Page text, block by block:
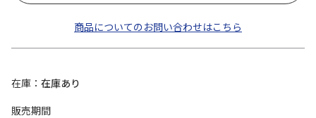
商品についてのお問い合わせはこちら
在庫
在庫あり
販売期間